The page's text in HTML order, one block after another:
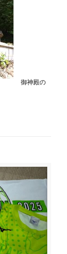
御神殿の